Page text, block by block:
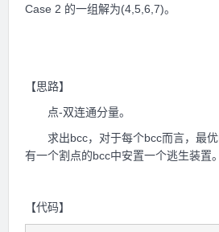
Case 2 的一组解为(4,5,6,7)。
【思路】
点-双连通分量。
求出bcc，对于每个bcc而言，最优
有一个割点的bcc中安置一个逃生装置。
【代码】